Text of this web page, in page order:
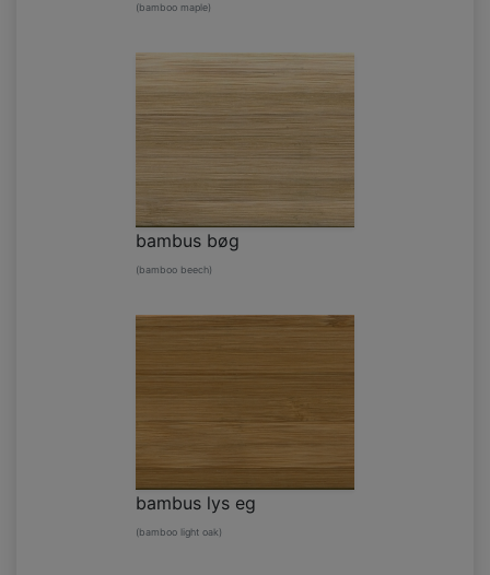
(bamboo maple)
bambus bøg
(bamboo beech)
bambus lys eg
(bamboo light oak)